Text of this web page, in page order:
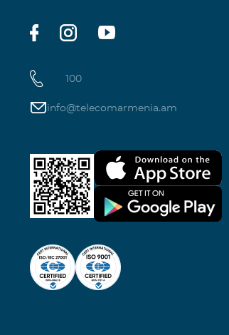
100
info@telecomarmenia.am